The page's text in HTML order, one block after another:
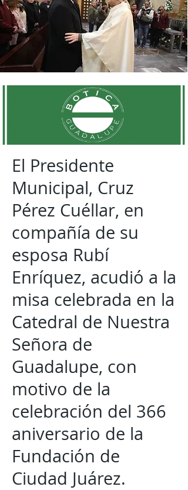
El Presidente
Municipal, Cruz
Pérez Cuéllar, en
compañía de su
esposa Rubí
Enríquez, acudió a la
misa celebrada en la
Catedral de Nuestra
Señora de
Guadalupe, con
motivo de la
celebración del 366
aniversario de la
Fundación de
Ciudad Juárez.